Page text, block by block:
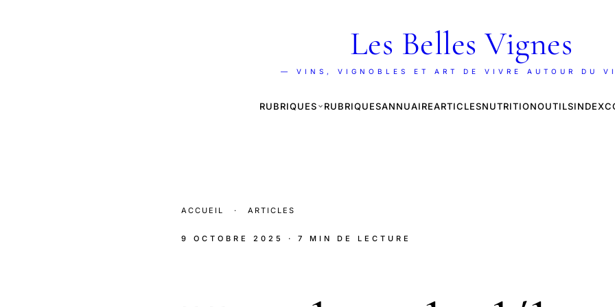
Les Belles Vignes
— VINS, VIGNOBLES ET ART DE VIVRE AUTOUR DU
RUBRIQUES RUBRIQUESANNUAIREARTICLESNUTRITIONOUTILSINDEX
ACCUEIL · ARTICLES
9 OCTOBRE 2025 · 7 MIN DE LECTURE